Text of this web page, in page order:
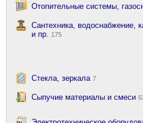
Отопительные системы,
Сантехника, водоснабжение,
и пр.
175
Стекла, зеркала 7
Сыпучие материалы и смеси